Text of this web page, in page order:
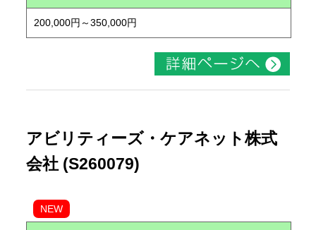
200,000円～350,000円
アビリティーズ・ケアネット株式
会社 (S260079)
NEW